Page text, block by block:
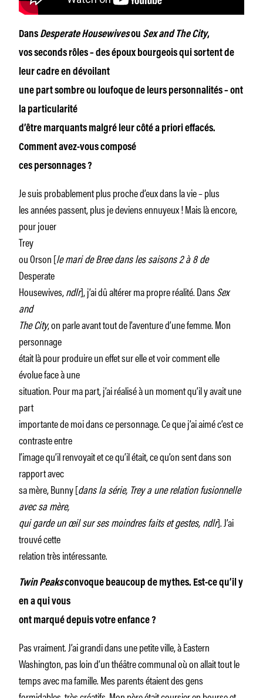
Dans Desperate Housewivesou Sex and The City,
vos seconds rôles – des époux bourgeois qui sortent de
leur cadre en dévoilant
une part sombre ou loufoque de leurs personnalités – ont
la particularité
d’être marquants malgré leur côté a priori effacés.
Comment avez-vous composé
ces personnages ?
Je suis probablement plus proche d’eux dans la vie – plus
les années passent, plus je deviens ennuyeux ! Mais là encore,
pour jouer
Trey
ou Orson [le mari de Bree dans les saisons 2 à 8 de
Desperate
Housewives,ndlr], j’ai dû altérer ma propre réalité. DansSex
and
The City, on parle avant tout de l’aventure d’une femme. Mon
personnage
était là pour produire un effet sur elle et voir comment elle
évolue face à une
situation. Pour ma part, j’ai réalisé à un moment qu’il y avait une
part
importante de moi dans ce personnage. Ce que j’ai aimé c’est ce
contraste entre
l’image qu’il renvoyait et ce qu’il était, ce qu’on sent dans son
rapport avec
sa mère, Bunny [dans la série, Trey a une relation fusionnelle
avec sa mère,
qui garde un œil sur ses moindres faits et gestes, ndlr]. J’ai
trouvé cette
relation très intéressante.
Twin Peaksconvoque beaucoup de mythes. Est-ce qu’il y
en a qui vous
ont marqué depuis votre enfance ?
Pas vraiment. J’ai grandi dans une petite ville, à Eastern
Washington, pas loin d’un théâtre communal où on allait tout le
temps avec ma famille. Mes parents étaient des gens